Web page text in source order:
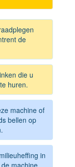
de
die u
huren.
machine of
bellen op
in
machine